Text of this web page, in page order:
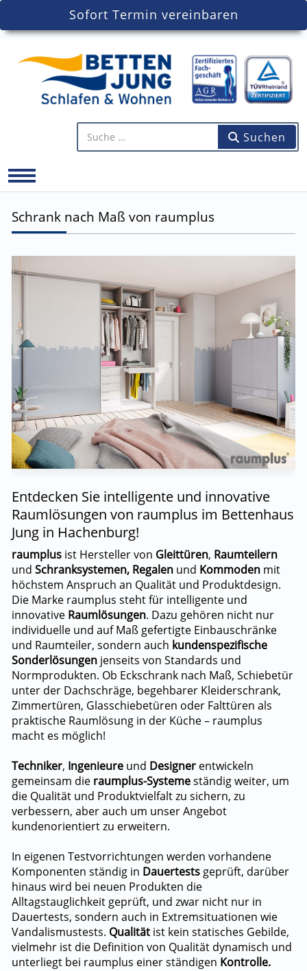
Sofort Termin vereinbaren
Artikel finden... Suchen
Mobile Menu Toggle
Schrank nach Maß von raumplus
Entdecken Sie intelligente und innovative
Raumlösungen von raumplus im Bettenhaus
Jung in Hachenburg!
raumplus ist Hersteller von Gleittüren, Raumteilern
und Schranksystemen, Regalen und Kommoden mit
höchstem Anspruch an Qualität und Produktdesign.
Die Marke raumplus steht für intelligente und
innovative Raumlösungen. Dazu gehören nicht nur
individuelle und auf Maß gefertigte Einbauschränke
und Raumteiler, sondern auch kundenspezifische
Sonderlösungen jenseits von Standards und
Normprodukten. Ob Eckschrank nach Maß, Schiebetür
unter der Dachschräge, begehbarer Kleiderschrank,
Zimmertüren, Glasschiebetüren oder Falttüren als
praktische Raumlösung in der Küche – raumplus
macht es möglich!
Techniker, Ingenieure und Designer entwickeln
gemeinsam die raumplus-Systemeständig weiter, um
die Qualität und Produktvielfalt zu sichern, zu
verbessern, aber auch um unser Angebot
kundenorientiert zu erweitern.
In eigenen Testvorrichtungen werden vorhandene
Komponenten ständig in Dauertests geprüft, darüber
hinaus wird bei neuen Produkten die
Alltagstauglichkeit geprüft, und zwar nicht nur in
Dauertests, sondern auch in Extremsituationen wie
Vandalismustests. Qualität ist kein statisches Gebilde,
vielmehr ist die Definition von Qualität dynamisch und
unterliegt bei raumplus einer ständigen Kontrolle.